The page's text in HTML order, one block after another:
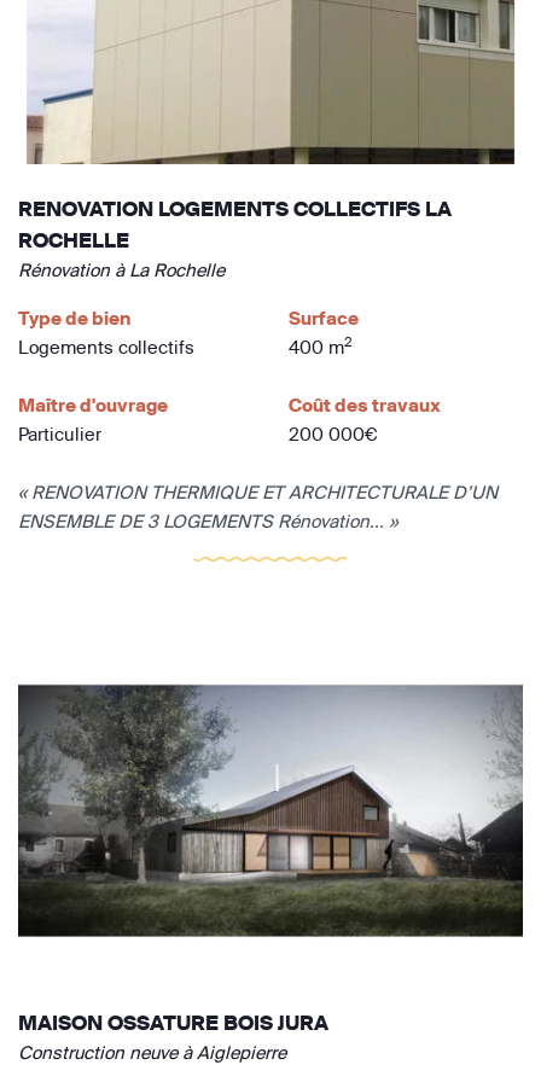
RENOVATION LOGEMENTS COLLECTIFS LA
ROCHELLE
Rénovation à La Rochelle
Type de bien
Logements collectifs
Surface
400 m2
Maître d'ouvrage
Particulier
Coût des travaux
200 000€
« RENOVATION THERMIQUE ET ARCHITECTURALE D’UN
ENSEMBLE DE 3 LOGEMENTS Rénovation... »
MAISON OSSATURE BOIS JURA
Construction neuve à Aiglepierre